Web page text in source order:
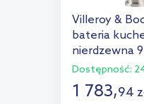
Villeroy &
bateria
nierdzewna
Dostępność:
1 783,94